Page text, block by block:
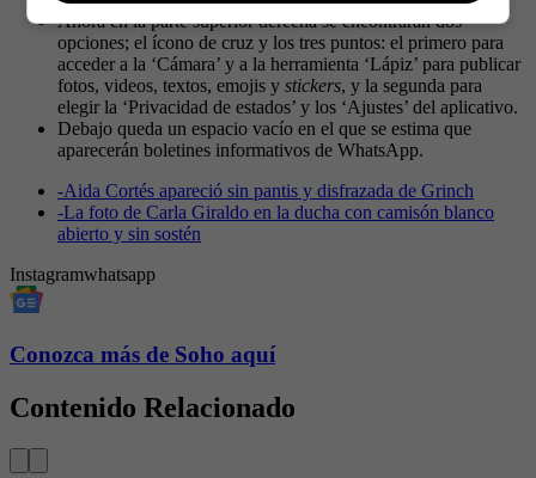
Ahora en la parte superior derecha se encontrarán dos
opciones; el ícono de cruz y los tres puntos: el primero para
acceder a la ‘Cámara’ y a la herramienta ‘Lápiz’ para publicar
fotos, videos, textos, emojis y stickers, y la segunda para
elegir la ‘Privacidad de estados’ y los ‘Ajustes’ del aplicativo.
Debajo queda un espacio vacío en el que se estima que
aparecerán boletines informativos de WhatsApp.
-Aida Cortés apareció sin pantis y disfrazada de Grinch
-La foto de Carla Giraldo en la ducha con camisón blanco
abierto y sin sostén
Instagramwhatsapp
Conozca más de Soho aquí
Contenido Relacionado